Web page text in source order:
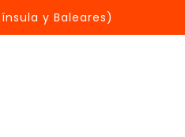
y Baleares)